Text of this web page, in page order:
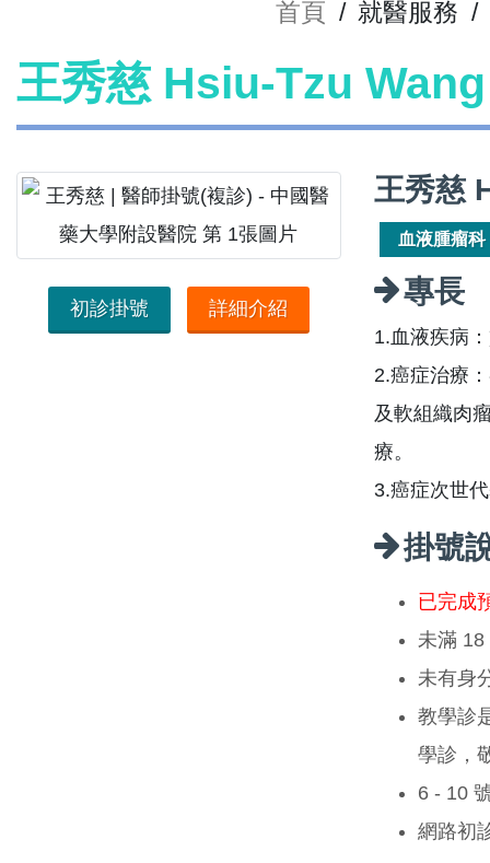
首頁 / 就醫服務 /
王秀慈 Hsiu-Tzu
初診掛號 詳細介紹
王秀慈
血液腫瘤科
專長
1.血液疾病
2.癌症治療
及軟組織肉
療。
3.癌症次世
掛號
已完成
未滿 18
未有身
教學診
學診，
6 - 10
網路初